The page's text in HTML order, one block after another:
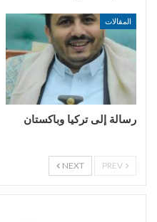
المقالات
رسالة إلى تركيا وباكستان
NEXT